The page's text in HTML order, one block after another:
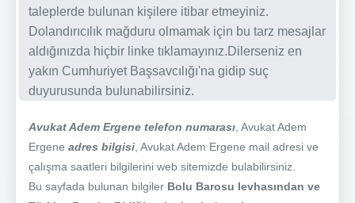
taleplerde bulunan kişilere itibar etmeyiniz.
Dolandırıcılık mağduru olmamak için bu tarz mesajlar
aldığınızda hiçbir linke tıklamayınız.Dilerseniz en
yakın Cumhuriyet Başsavcılığı'na gidip suç
duyurusunda bulunabilirsiniz.
Avukat Adem Ergene telefon numarası , Avukat Adem
Ergene adres bilgisi , Avukat Adem Ergene mail adresi ve
çalışma saatleri bilgilerini web sitemizde bulabilirsiniz.
Bu sayfada bulunan bilgiler Bolu Barosu levhasından ve